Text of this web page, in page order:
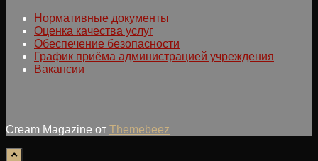
Нормативные документы
Оценка качества услуг
Обеспечение безопасности
График приёма администрацией учреждения
Вакансии
Cream Magazine от Themebeez